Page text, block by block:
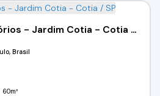
Casa com 2 Dormitórios - Jardim Cotia - Cotia / SP
Brasil
60m²